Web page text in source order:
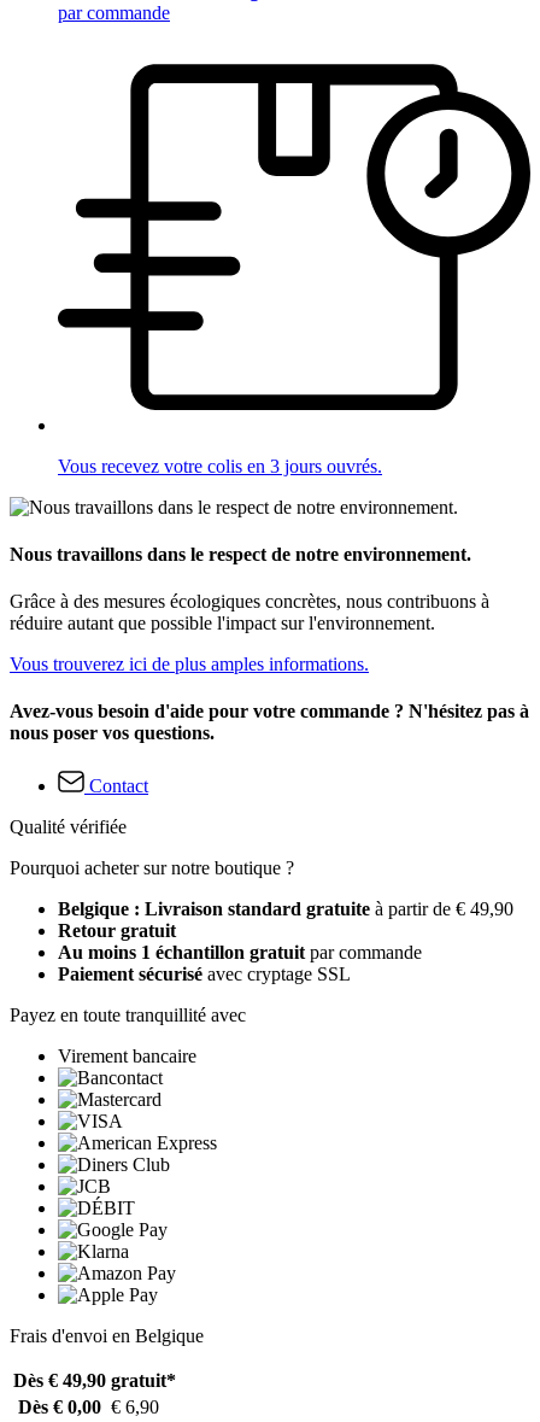
par commande
Vous recevez votre colis en 3 jours ouvrés.
Nous travaillons dans le respect de notre environnement.
Grâce à des mesures écologiques concrètes, nous contribuons à
réduire autant que possible l'impact sur l'environnement.
Vous trouverez ici de plus amples informations.
Avez-vous besoin d'aide pour votre commande ? N'hésitez pas à
nous poser vos questions.
Contact
Qualité vérifiée
Pourquoi acheter sur notre boutique ?
Belgique : Livraison standard gratuite à partir de € 49,90
Retour gratuit
Au moins 1 échantillon gratuit par commande
Paiement sécurisé avec cryptage SSL
Payez en toute tranquillité avec
Virement bancaire
Frais d'envoi en Belgique
Dès € 49,90 gratuit*
Dès € 0,00 € 6,90